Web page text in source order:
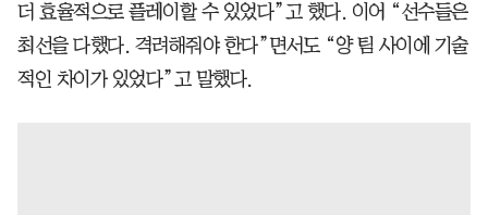
더 효율적으로 플레이할 수 있었다”고 했다. 이어 “선수들은
최선을 다했다. 격려해줘야 한다”면서도 “양 팀 사이에 기술
적인 차이가 있었다”고 말했다.